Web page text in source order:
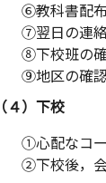
⑥教科書配布
⑦翌日の連絡
⑧下校班の確
⑨地区の確認
（４）下校
①心配なコー
②下校後，会